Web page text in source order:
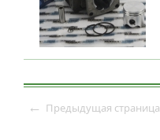
← Предыдущая страница